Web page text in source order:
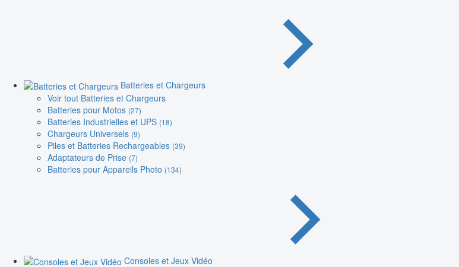
Batteries et Chargeurs
Voir tout Batteries et Chargeurs
Batteries pour Motos (27)
Batteries Industrielles et UPS (18)
Chargeurs Universels (9)
Piles et Batteries Rechargeables (39)
Adaptateurs de Prise (7)
Batteries pour Appareils Photo (134)
Consoles et Jeux Vidéo